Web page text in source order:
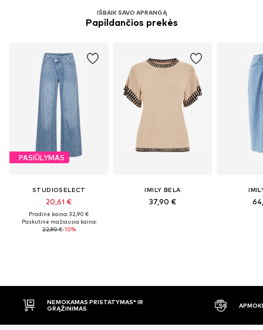
IŠBAIK SAVO APRANGĄ
Papildančios prekės
PASIŪLYMAS
STUDIOSELECT
20,61 €
Pradinė kaina: 32,90 €
Paskutinė mažiausia kaina:
22,90 €-10%
IMILY BELA
37,90 €
APMOKĖJIMAS PRISTAČIUS 30